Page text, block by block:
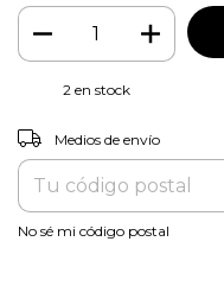
2en stock
Entregas para el CP:
Medios de envío
No sé mi código postal